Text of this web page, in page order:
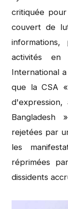
critiquée
couvert de
activités en
International
que la CSA
Bangladesh
rejetées par
les
réprimées
dissidents